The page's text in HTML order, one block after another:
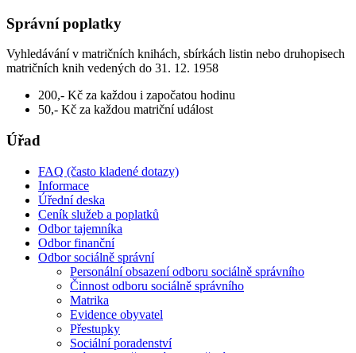
Správní poplatky
Vyhledávání v matričních knihách, sbírkách listin nebo druhopisech
matričních knih vedených do 31. 12. 1958
200,- Kč za každou i započatou hodinu
50,- Kč za každou matriční událost
Úřad
FAQ (často kladené dotazy)
Informace
Úřední deska
Ceník služeb a poplatků
Odbor tajemníka
Odbor finanční
Odbor sociálně správní
Personální obsazení odboru sociálně správního
Činnost odboru sociálně správního
Matrika
Evidence obyvatel
Přestupky
Sociální poradenství